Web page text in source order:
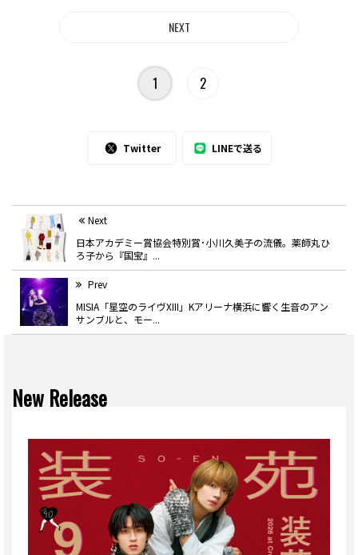
1 2
Twitter LINEで送る
Next
日本アカデミー賞協会特別賞･小川久美子の流儀。薬師丸ひ
ろ子から『国宝』...
Prev
MISIA「星空のライヴXIII」Kアリーナ横浜に響く生音のアン
サンブルと、モー...
New Release